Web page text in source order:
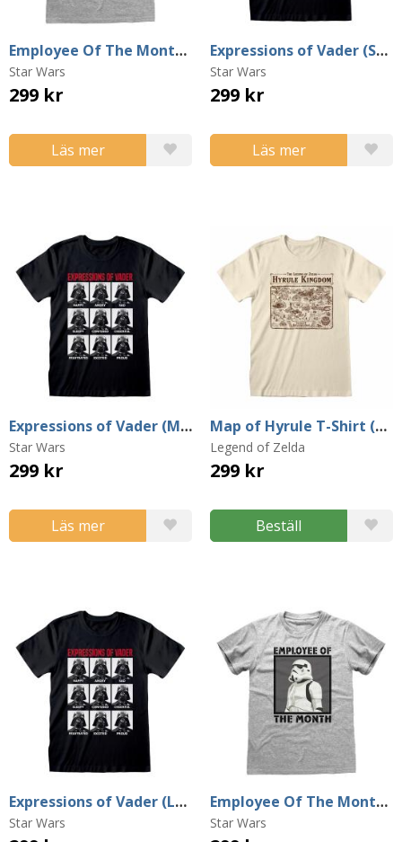
Employee Of The Month T-Shirt (X-Large)
Star Wars
299 kr
Läs mer
Expressions of Vader (Small)
Star Wars
299 kr
Läs mer
Expressions of Vader (Medium)
Star Wars
299 kr
Läs mer
Map of Hyrule T-Shirt (Medium)
Legend of Zelda
299 kr
Beställ
Expressions of Vader (Large)
Star Wars
Employee Of The Month T-Shirt (Small)
Star Wars